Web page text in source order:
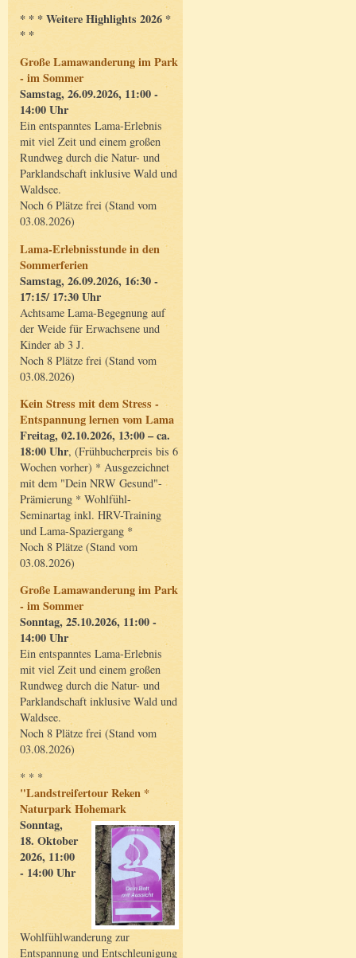
* * * Weitere Highlights 2026 *
* *
Große Lamawanderung im Park
- im Sommer
Samstag, 26.09.2026, 11:00 -
14:00 Uhr
Ein entspanntes Lama-Erlebnis
mit viel Zeit und einem großen
Rundweg durch die Natur- und
Parklandschaft inklusive Wald und
Waldsee.
Noch 6 Plätze frei (Stand vom
03.08.2026)
Lama-Erlebnisstunde in den
Sommerferien
Samstag, 26.09.2026, 16:30 -
17:15/ 17:30 Uhr
Achtsame Lama-Begegnung auf
der Weide für Erwachsene und
Kinder ab 3 J.
Noch 8 Plätze frei (Stand vom
03.08.2026)
Kein Stress mit dem Stress -
Entspannung lernen vom Lama
Freitag, 02.10.2026, 13:00 – ca.
18:00 Uhr, (Frühbucherpreis bis 6
Wochen vorher) * Ausgezeichnet
mit dem "Dein NRW Gesund"-
Prämierung * Wohlfühl-
Seminartag inkl. HRV-Training
und Lama-Spaziergang *
Noch 8 Plätze (Stand vom
03.08.2026)
Große Lamawanderung im Park
- im Sommer
Sonntag, 25.10.2026, 11:00 -
14:00 Uhr
Ein entspanntes Lama-Erlebnis
mit viel Zeit und einem großen
Rundweg durch die Natur- und
Parklandschaft inklusive Wald und
Waldsee.
Noch 8 Plätze frei (Stand vom
03.08.2026)
* * *
"Landstreifertour Reken *
Naturpark Hohemark
Sonntag,
18. Oktober
2026, 11:00
- 14:00 Uhr
Wohlfühlwanderung zur
Entspannung und Entschleunigung